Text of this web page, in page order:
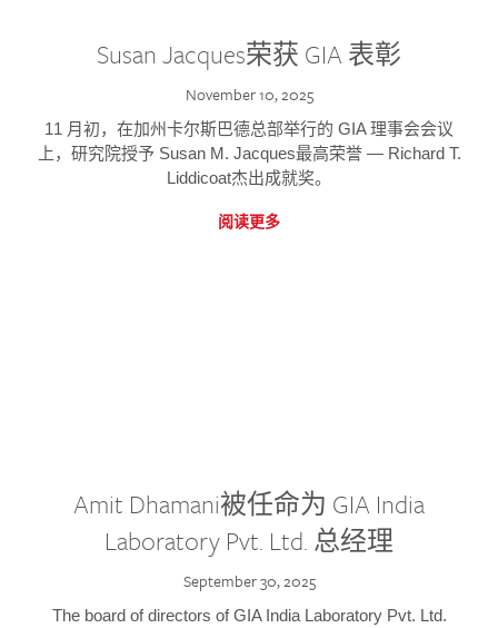
Susan Jacques荣获 GIA 表彰
November 10, 2025
11 月初，在加州卡尔斯巴德总部举行的 GIA 理事会会议
上，研究院授予 Susan M. Jacques最高荣誉 — Richard T.
Liddicoat杰出成就奖。
阅读更多
Amit Dhamani被任命为 GIA India
Laboratory Pvt. Ltd. 总经理
September 30, 2025
The board of directors of GIA India Laboratory Pvt. Ltd.